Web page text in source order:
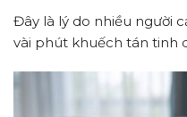
Đây là lý do nhiều người
vài phút khuếch tán tinh